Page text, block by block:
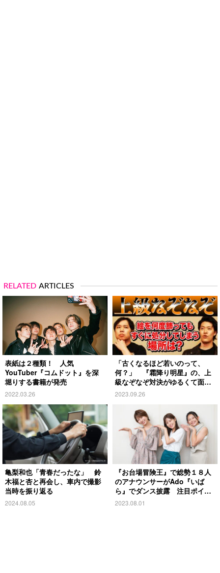
RELATED ARTICLES
表紙は２種類！ 人気
YouTuber『コムドット』を深
堀りする書籍が発売
2022.03.26
「古くなるほど若いのって、
何？」 『霜降り明星』の、上
級なぞなぞ対決がゆるくて面白
い
2023.09.26
亀梨和也「青春だったな」 鈴
木福と杏と再会し、車内で撮影
当時を振り返る
2024.08.05
『お台場冒険王』で総勢１８人
のアナウンサーがAdo『いば
ら』でダンス披露 注目ポイン
トは？
2023.08.01